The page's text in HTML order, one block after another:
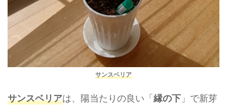
サンスベリア
サンスベリアは、陽当たりの良い「縁の下 」で新芽